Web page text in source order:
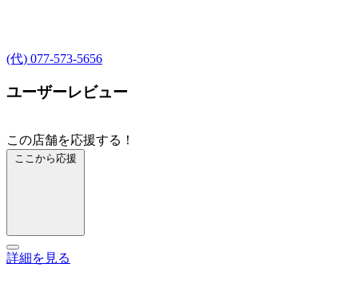
(代) 077-573-5656
ユーザーレビュー
この店舗を応援する！
ここから応援
詳細を見る